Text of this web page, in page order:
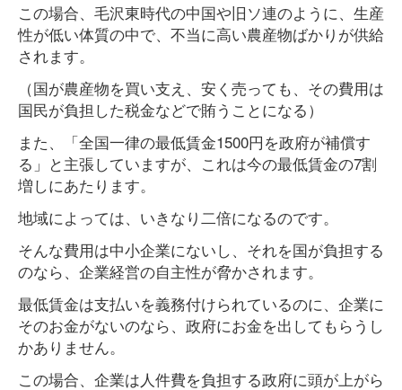
この場合、毛沢東時代の中国や旧ソ連のように、生産
性が低い体質の中で、不当に高い農産物ばかりが供給
されます。
（国が農産物を買い支え、安く売っても、その費用は
国民が負担した税金などで賄うことになる）
また、「全国一律の最低賃金1500円を政府が補償す
る」と主張していますが、これは今の最低賃金の7割
増しにあたります。
地域によっては、いきなり二倍になるのです。
そんな費用は中小企業にないし、それを国が負担する
のなら、企業経営の自主性が脅かされます。
最低賃金は支払いを義務付けられているのに、企業に
そのお金がないのなら、政府にお金を出してもらうし
かありません。
この場合、企業は人件費を負担する政府に頭が上がら